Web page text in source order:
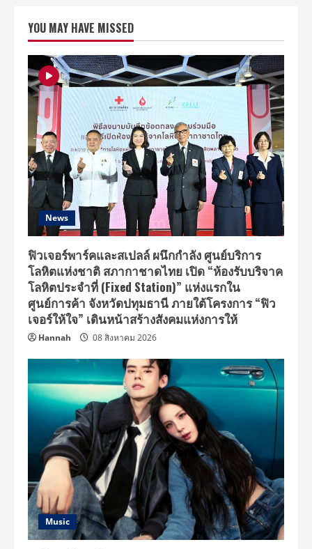
เปิด
ตัว
“นนท์
ธน
นท์”
Brand
Ambassador
คน
ล่าสุด
ชวน
Gen
Y
“รัก
ตัว
เอง
รัก
สุขภาพ”
ด้วย
HEALTHIVERSE
SOLUTION
YOU MAY HAVE MISSED
News
ฟิวเจอร์พาร์คและสเปลล์ ผนึกกำลัง ศูนย์บริการ
โลหิตแห่งชาติ สภากาชาดไทย เปิด “ห้องรับบริจาค
โลหิตประจำที่ (Fixed Station)” แห่งแรกใน
ศูนย์การค้า จังหวัดปทุมธานี ภายใต้โครงการ “ฟิว
เจอร์ให้ใจ” เดินหน้าสร้างสังคมแห่งการให้
Hannah 08 สิงหาคม 2026
Music